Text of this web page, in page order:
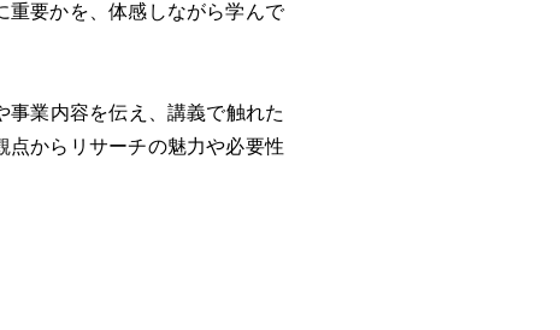
重要かを、体感しながら学んで
業内容を伝え、講義で触れた
点からリサーチの魅力や必要性